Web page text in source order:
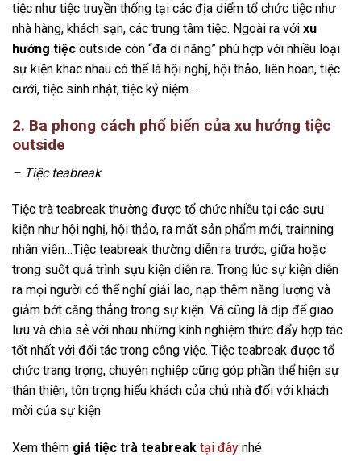
tiệc như tiệc truyền thống tại các địa diểm tổ chức tiệc như
nhà hàng, khách sạn, các trung tâm tiệc. Ngoài ra với xu
hướng tiệc outside còn “đa di năng” phù hợp với nhiều loại
sự kiện khác nhau có thể là hội nghị, hội thảo, liên hoan, tiệc
cưới, tiệc sinh nhật, tiệc kỷ niệm…
2. Ba phong cách phổ biến của xu hướng tiệc
outside
– Tiệc teabreak
Tiệc trà teabreak thường được tổ chức nhiều tại các sựu
kiện như hội nghị, hội thảo, ra mất sản phẩm mới, trainning
nhân viên…Tiệc teabreak thường diễn ra trước, giữa hoặc
trong suốt quá trình sựu kiện diễn ra. Trong lúc sự kiện diễn
ra mọi người có thể nghỉ giải lao, nạp thêm năng lượng và
giảm bớt căng thẳng trong sự kiện. Và cũng là dịp để giao
lưu và chia sẻ với nhau những kinh nghiệm thức đẩy hợp tác
tốt nhất với đối tác trong công việc. Tiệc teabreak được tổ
chức trang trọng, chuyên nghiệp cũng góp phần thể hiện sự
thân thiện, tôn trọng hiếu khách của chủ nhà đối với khách
mời của sự kiện
Xem thêm giá tiệc trà teabreak tại đây nhé